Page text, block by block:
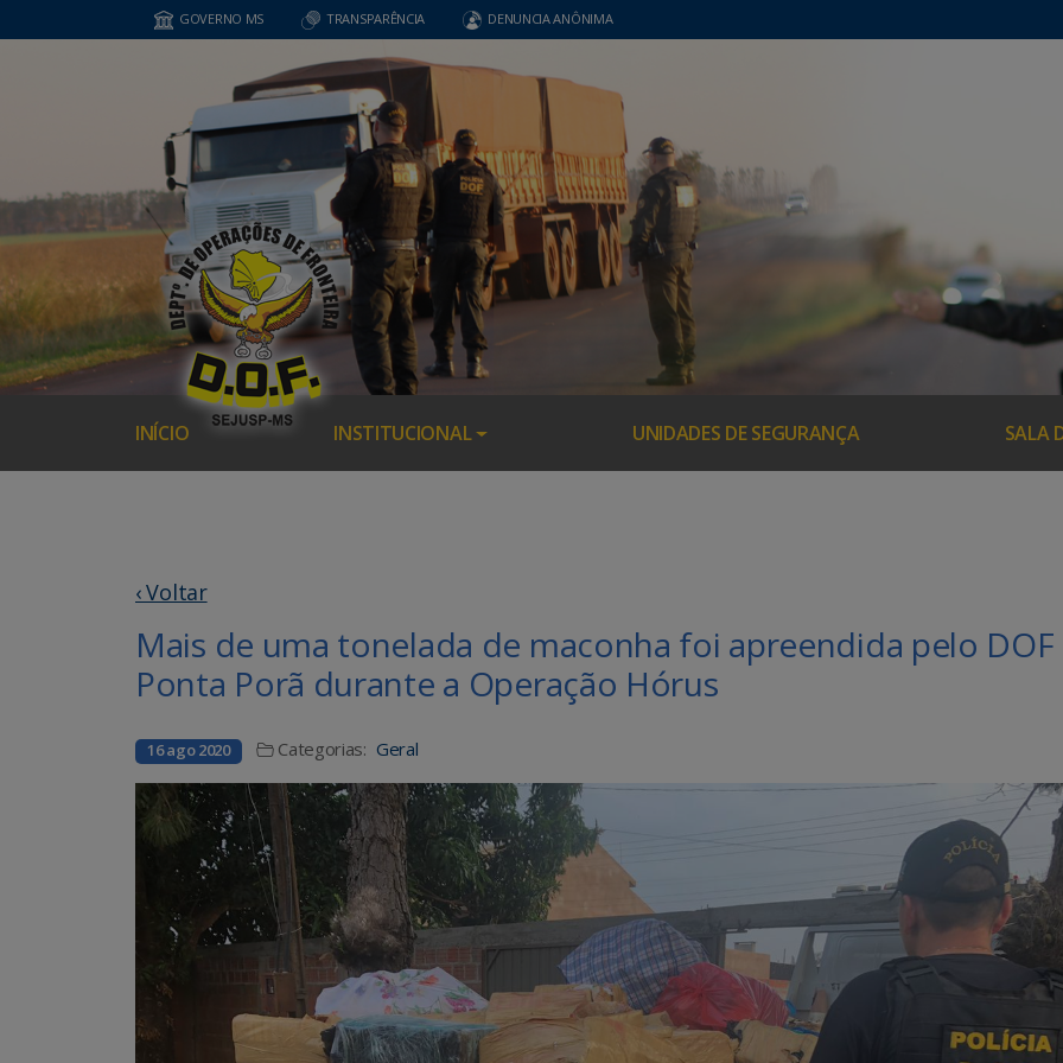
GOVERNO MS TRANSPARÊNCIA DENUNCIA ANÔNIMA
INÍCIO INSTITUCIONAL UNIDADES DE SEGURANÇA SALA
‹ Voltar
Mais de uma tonelada de maconha foi apreendida pelo
Ponta Porã durante a Operação Hórus
16 ago 2020 Categorias: Geral